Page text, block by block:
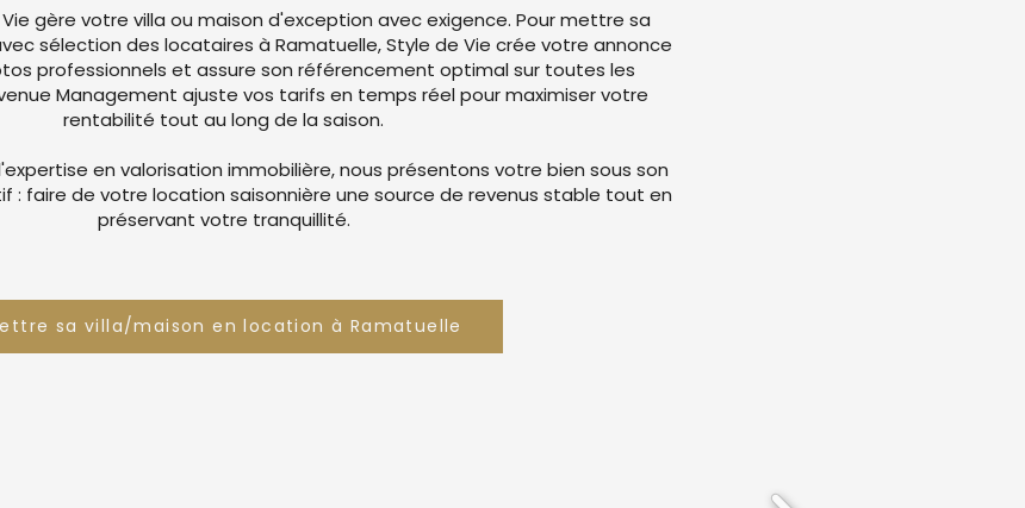
gère votre villa ou maison d'exception avec exigence. Pour mettre sa
sélection des locataires à Ramatuelle, Style de Vie crée votre annonce
professionnels et assure son référencement optimal sur toutes les
Management ajuste vos tarifs en temps réel pour maximiser votre
rentabilité tout au long de la saison.
en valorisation immobilière, nous présentons votre bien sous son
: faire de votre location saisonnière une source de revenus stable tout en
préservant votre tranquillité.
sa villa/maison en location à Ramatuelle